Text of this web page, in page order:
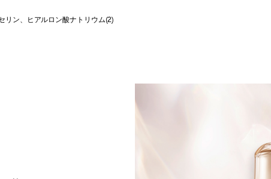
リン、ヒアルロン酸ナトリウム(2)